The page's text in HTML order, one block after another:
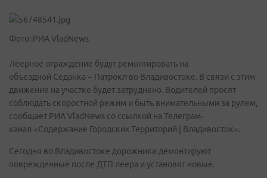
Фото: РИА VladNews
Леерное ограждение будут ремонтировать на
объездной Седанка – Патрокл во Владивостоке. В связи с этим
движение на участке будет затруднено. Водителей просят
соблюдать скоростной режим и быть внимательными за рулем,
сообщает РИА VladNews со ссылкой на Телеграм-
канал «Содержание Городских Территорий | Владивосток».
Сегодня во Владивостоке дорожники демонтируют
поврежденные после ДТП леера и установят новые.